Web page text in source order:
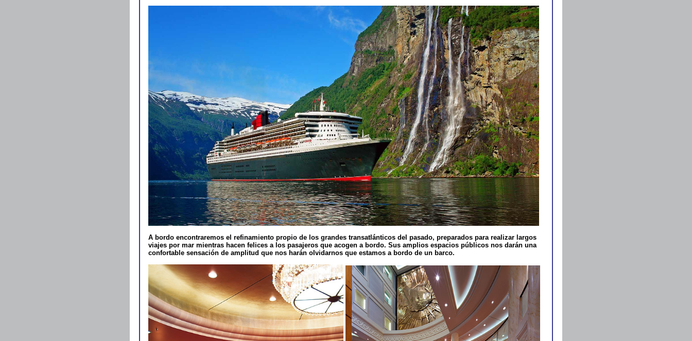
A bordo encontraremos el refinamiento propio de los grandes transatlánticos del pasado, preparados para realizar largos
viajes por mar mientras hacen felices a los pasajeros que acogen a bordo. Sus amplios espacios públicos nos darán una
confortable sensación de amplitud que nos harán olvidarnos que estamos a bordo de un barco.